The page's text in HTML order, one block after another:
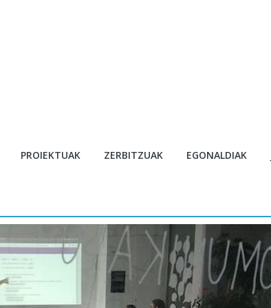
PROIEKTUAK ZERBITZUAK EGONALDIAK